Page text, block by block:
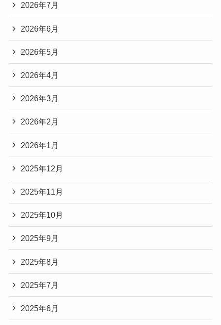
2026年7月
2026年6月
2026年5月
2026年4月
2026年3月
2026年2月
2026年1月
2025年12月
2025年11月
2025年10月
2025年9月
2025年8月
2025年7月
2025年6月